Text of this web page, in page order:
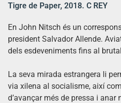
Tigre de Paper, 2018. C REY
En John Nitsch és un
president Salvador Allende.
dels esdeveniments fins al
La seva mirada estrangera li
via xilena al socialisme, així
d’avançar més de pressa i anar